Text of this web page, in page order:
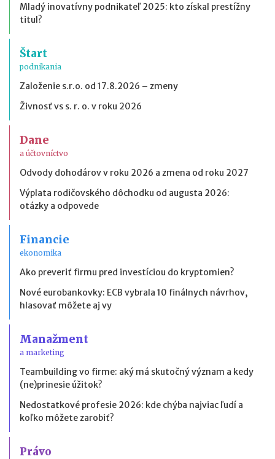
Mladý inovatívny podnikateľ 2025: kto získal prestížny
titul?
Štart
podnikania
Založenie s.r.o. od 17.8.2026 – zmeny
Živnosť vs s. r. o. v roku 2026
Dane
a účtovníctvo
Odvody dohodárov v roku 2026 a zmena od roku 2027
Výplata rodičovského dôchodku od augusta 2026:
otázky a odpovede
Financie
ekonomika
Ako preveriť firmu pred investíciou do kryptomien?
Nové eurobankovky: ECB vybrala 10 finálnych návrhov,
hlasovať môžete aj vy
Manažment
a marketing
Teambuilding vo firme: aký má skutočný význam a kedy
(ne)prinesie úžitok?
Nedostatkové profesie 2026: kde chýba najviac ľudí a
koľko môžete zarobiť?
Právo